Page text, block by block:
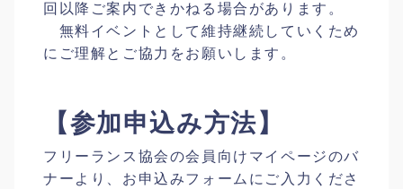
回以降ご案内できかねる場合があります。
無料イベントとして維持継続していくため
にご理解とご協力をお願いします。
【参加申込み方法】
フリーランス協会の会員向けマイページのバ
ナーより、お申込みフォームにご入力くださ